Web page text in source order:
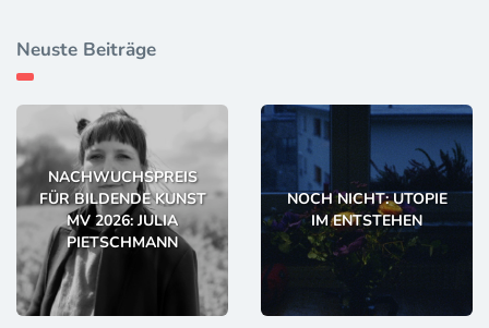
Neuste Beiträge
NACHWUCHSPREIS
FÜR BILDENDE KUNST
MV 2026: JULIA
PIETSCHMANN
NOCH NICHT: UTOPIE
IM ENTSTEHEN